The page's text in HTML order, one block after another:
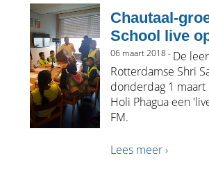
Chautaal-
School live
06 maart 2018 - De
Rotterdamse Shri
donderdag 1 maart
Holi Phagua een
FM.
Lees meer ›